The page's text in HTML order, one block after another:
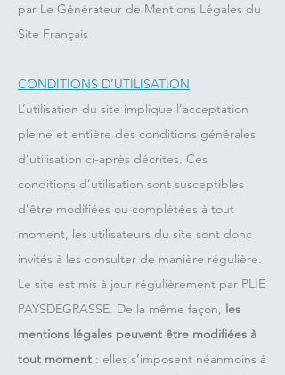
par Le Générateur de Mentions Légales du
Site Français
CONDITIONS D’UTILISATION
L’utilisation du site implique l’acceptation
pleine et entière des conditions générales
d’utilisation ci-après décrites. Ces
conditions d’utilisation sont susceptibles
d’être modifiées ou complétées à tout
moment, les utilisateurs du site sont donc
invités à les consulter de manière régulière.
Le site est mis à jour régulièrement par PLIE
PAYSDEGRASSE. De la même façon, les
mentions légales peuvent être modifiées à
tout moment : elles s’imposent néanmoins à